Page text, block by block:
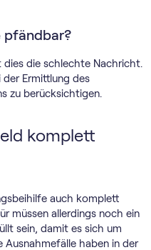
pfändbar?
dies die schlechte Nachricht.
der Ermittlung des
zu berücksichtigen.
komplett
auch komplett
müssen allerdings noch ein
sein, damit es sich um
Ausnahmefälle haben in der